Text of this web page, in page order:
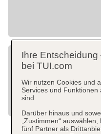
Ihre
bei TUI.com
Wir nutzen Cookies und
Services und
sind.
Darüber hinaus und
„Zustimmen“
fünf Partner als